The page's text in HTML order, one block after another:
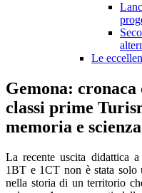
Le
Gemona:
classi prime
memoria e scienza
La recente uscita didattica
1BT e 1CT non è stata solo
nella storia di un territorio